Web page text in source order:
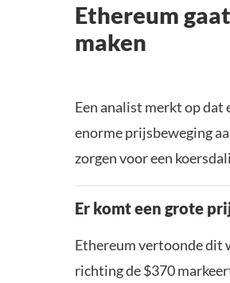
Ethereum
maken
Een analist merkt op dat
enorme prijsbeweging
zorgen voor een
Er komt een grote
Ethereum vertoonde dit
richting de $370